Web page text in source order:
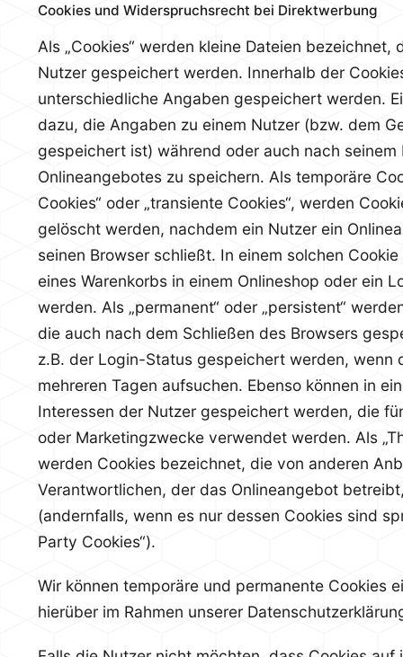
Cookies und Widerspruchsrecht bei Direktwerbung
Als „Cookies“ werden kleine Dateien bezeichnet,
Nutzer gespeichert werden. Innerhalb der
unterschiedliche Angaben gespeichert werden.
dazu, die Angaben zu einem Nutzer (bzw. dem
gespeichert ist) während oder auch nach seinem
Onlineangebotes zu speichern. Als temporäre
Cookies“ oder „transiente Cookies“, werden
gelöscht werden, nachdem ein Nutzer ein
seinen Browser schließt. In einem solchen
eines Warenkorbs in einem Onlineshop oder ein
werden. Als „permanent“ oder „persistent“
die auch nach dem Schließen des Browsers
z.B. der Login-Status gespeichert werden, wenn
mehreren Tagen aufsuchen. Ebenso können in
Interessen der Nutzer gespeichert werden, die
oder Marketingzwecke verwendet werden. Als
werden Cookies bezeichnet, die von anderen
Verantwortlichen, der das Onlineangebot
(andernfalls, wenn es nur dessen Cookies sind
Party Cookies“).
Wir können temporäre und permanente Cookies
hierüber im Rahmen unserer